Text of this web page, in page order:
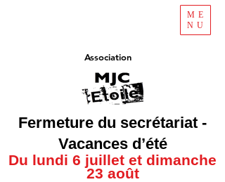
Association
Fermeture du secrétariat -
Vacances d’été
Du lundi 6 juillet et dimanche
23 août
ME
NU